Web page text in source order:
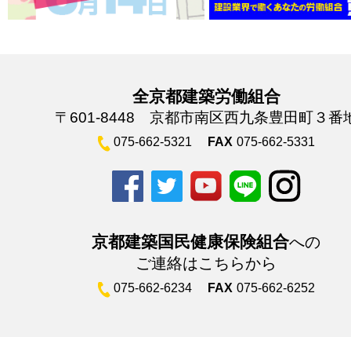
全京都建築労働組合
〒601-8448 京都市南区西九条豊田町３番
075-662-5321 FAX 075-662-5331
京都建築国民健康保険組合への
ご連絡はこちらから
075-662-6234 FAX 075-662-6252